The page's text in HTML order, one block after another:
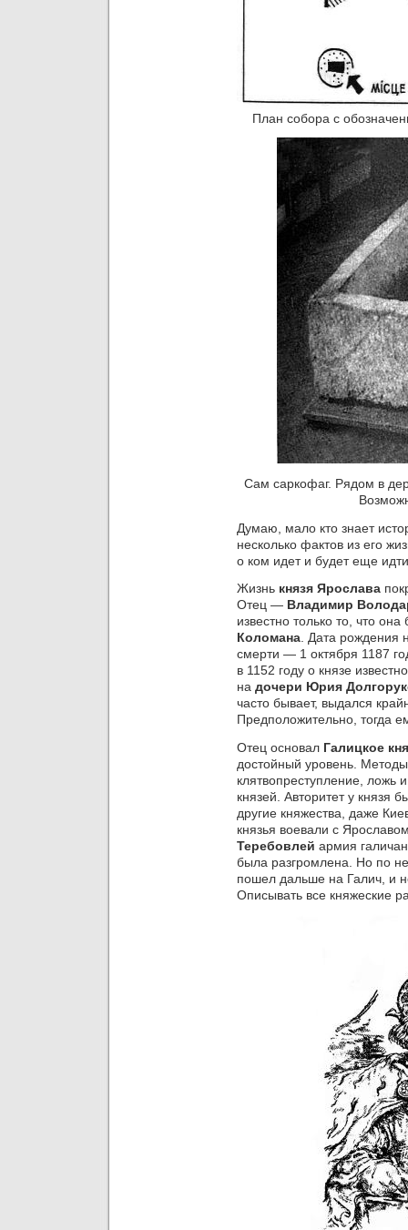
План собора с
Сам саркофаг. Рядом в
Думаю, мало кто знает
несколько фактов из его
о ком идет и будет еще
Жизнь князя Ярослава
Отец — Владимир
известно только то, что
Коломана . Дата рождения
смерти — 1 октября 1187
в 1152 году о князе
на дочери Юрия
часто бывает, выдался
Предположительно, тогда
Отец основал Галицкое
достойный уровень.
клятвопреступление, ложь
князей. Авторитет у князя
другие княжества, даже
князья воевали с
Теребовлей армия
была разгромлена. Но по
пошел дальше на Галич, и
Описывать все княжеские